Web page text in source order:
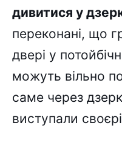
дивитися у
переконані, що
двері у
можуть вільно
саме через
виступали